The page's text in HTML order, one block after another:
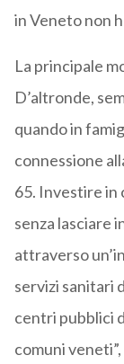
in Veneto non
La principale
D’altronde,
quando in
connessione
65. Investire in
senza lasciare
attraverso
servizi sanitari
centri pubblici
comuni